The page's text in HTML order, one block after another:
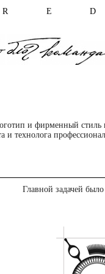
E
и фирменный стиль
и технолога
Главной задачей